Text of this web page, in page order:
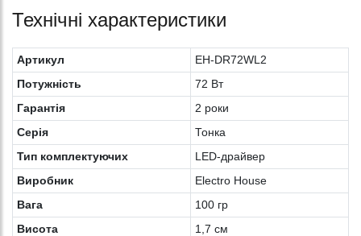
Технічні характеристики
Артикул
EH-DR72WL2
Потужність
72 Вт
Гарантія
2 роки
Серія
Тонка
Тип комплектуючих
LED-драйвер
Виробник
Electro House
Вага
100 гр
Висота
1,7 см